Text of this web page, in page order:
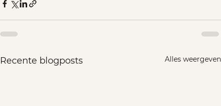
Recente blogposts Alles weergeven